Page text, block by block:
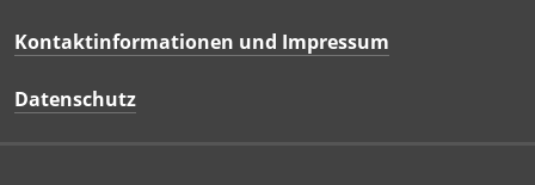
Kontaktinformationen und Impressum
Datenschutz